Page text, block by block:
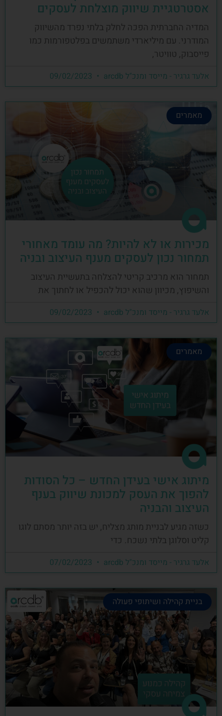
אסטרטגיית שיווק מוצלחת לעסקים
המדיה החברתית הפכה לחלק בלתי נפרד מהשיווק
המודרני. עם מיליארדי משתמשים בפלטפורמות כמו
פייסבוק, טוויטר,
אלעד גרגיר - מייסד ומנכ"ל arcdb
מאמרים
מכירות או לא להיות? מה עומד מאחורי
תמחור נכון לעסקים מענף העיצוב ובניה
תמחור הוא מרכיב קריטי להצלחה בתעשיית העיצוב
והשיפוץ, מכיוון שהוא יכול להכפיל או לחתוך את
אלעד גרגיר - מייסד ומנכ"ל arcdb
מאמרים
מיתוג אישי בעידן החדש – כל הסודות
להפוך את העסק למכונת שיווק בענף
העיצוב והבניה
כשזה מגיע לבניית מותג מצליח, יש בזה יותר מסתם לוגו
קליט וסלוגן בלתי נשכח. כדי
אלעד גרגיר - מייסד ומנכ"ל arcdb
בניית קהילה ושיתופי פעולה